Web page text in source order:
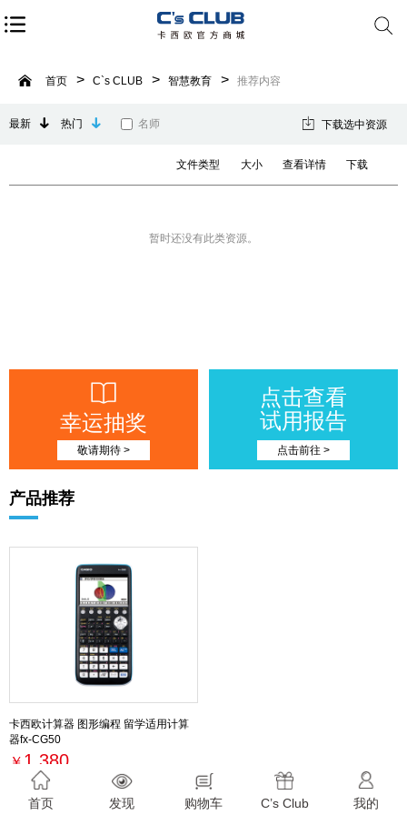
首页 C`s CLUB 智慧教育 推荐内容
最新 热门 名师 下载选中资源
文件类型 大小 查看详情 下载
暂时还没有此类资源。
幸运抽奖
敬请期待 >
点击查看
试用报告
点击前往 >
产品推荐
卡西欧计算器 图形编程 留学适用计算
器fx-CG50
￥ 1,380
最新活动
首页 发现 购物车 C’s Club 我的